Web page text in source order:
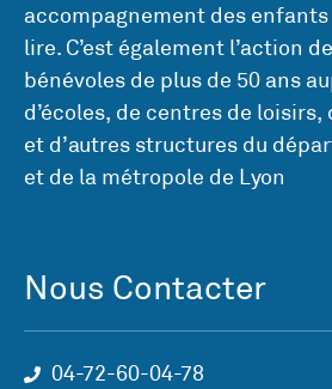
accompagnement des
lire. C’est également l’action
bénévoles de plus de 50 ans
d’écoles, de centres de
et d’autres structures du
et de la métropole de Lyon
Nous Contacter
04-72-60-04-78